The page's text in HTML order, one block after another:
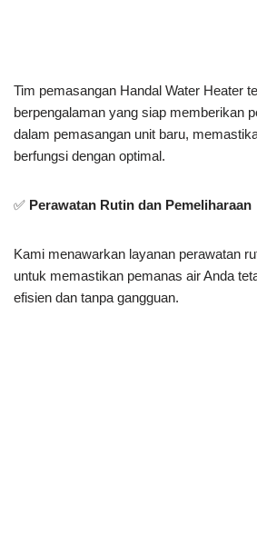
Tim pemasangan Handal Water Heater
berpengalaman yang siap memberikan
dalam pemasangan unit baru,
berfungsi dengan optimal.
✅ Perawatan Rutin dan Pemeliharaan
Kami menawarkan layanan perawatan
untuk memastikan pemanas air Anda
efisien dan tanpa gangguan.